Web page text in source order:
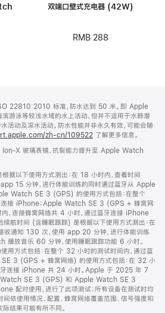
双端口壁式充电器 (42W)
RMB 288
22810:2010 标准，防水达到 50 米。即 Apple
游泳等较浅水域的水上活动，但并不适用于水肺潜
活动及深水活动。防水性能并非永久有效，可能会随
zh-cn/109522 了解更多信息。
X 玻璃表镜，抗裂能力提升至 Apple Watch
据以下使用方式测出：在 18 小时内，查看时间
15 分钟，进行体能训练的同时通过蓝牙从 Apple
Watch SE 3 (GPS) 的使用方式包括：在整个
连接 iPhone；Apple Watch SE 3 (GPS + 蜂窝网
，连接蜂窝网络共 4 小时，通过蓝牙连接 iPhone
续航时间 (含睡眠跟踪) 是根据以下使用方式测出：在
收通知 130 次，使用 app 20 分钟，进行体能训练
播放音乐 60 分钟，使用睡眠跟踪功能 6 小时。
方式包括：在整个 32 小时的测试时间内，通过蓝
3 (GPS + 蜂窝网络) 的使用方式包括：在 32 小
牙连接 iPhone 共 24 小时。Apple 于 2025 年 7
Watch SE 3 (GPS) 和 Apple Watch SE 3
配对使用，进行了此项测试；所有设备在测试时均
依使用情况、配置、蜂窝网络覆盖范围、信号强度和
结果可能有所不同。